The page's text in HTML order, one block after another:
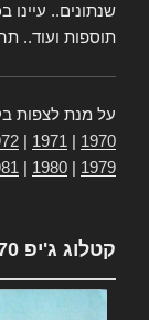
שנתונים..
תוספות ועוד..
על מנת לצפות
1970
1971
1979
1980
קטלוג ג'יפ 1970